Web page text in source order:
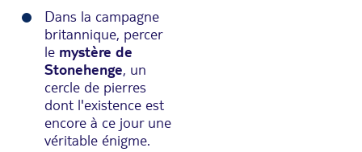
Dans la campagne
britannique, percer
le mystère de
Stonehenge, un
cercle de pierres
dont l'existence est
encore à ce jour une
véritable énigme.